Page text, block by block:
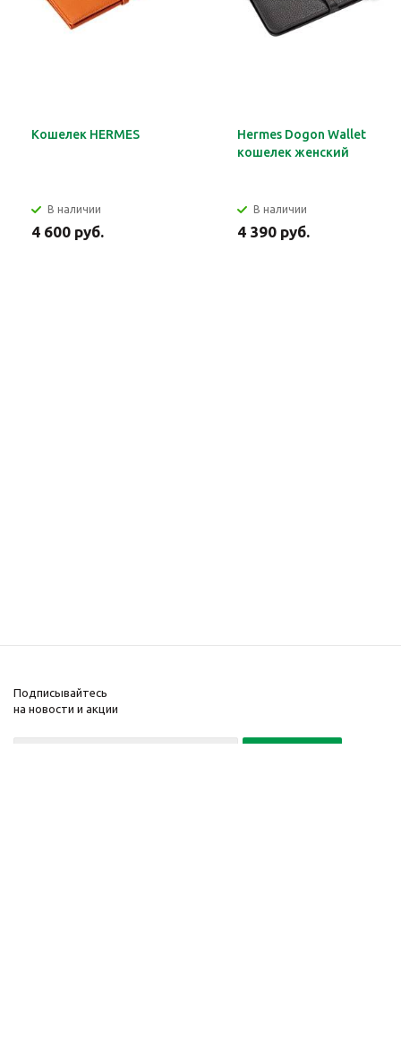
Кошелек HERMES
В наличии
4 600 руб.
Hermes Dogon Wallet
кошелек женский
В наличии
4 390 руб.
Подписывайтесь
на новости и акции